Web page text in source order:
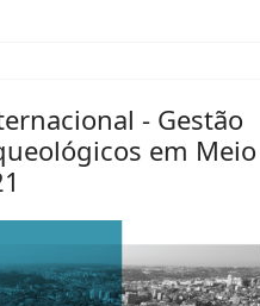
- Gestão
em Meio